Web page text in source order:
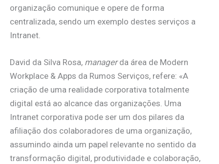
organização comunique e opere de forma
centralizada, sendo um exemplo destes serviços a
Intranet.
David da Silva Rosa, managerda área de Modern
Workplace & Apps da Rumos Serviços, refere: «A
criação de uma realidade corporativa totalmente
digital está ao alcance das organizações. Uma
Intranet corporativa pode ser um dos pilares da
afiliação dos colaboradores de uma organização,
assumindo ainda um papel relevante no sentido da
transformação digital, produtividade e colaboração,